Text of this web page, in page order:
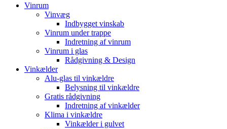
Vinrum
Vinvæg
Indbygget vinskab
Vinrum under trappe
Indretning af vinrum
Vinrum i glas
Rådgivning & Design
Vinkælder
Alu-glas til vinkældre
Belysning til vinkældre
Gratis rådgivning
Indretning af vinkælder
Klima i vinkældre
Vinkælder i gulvet